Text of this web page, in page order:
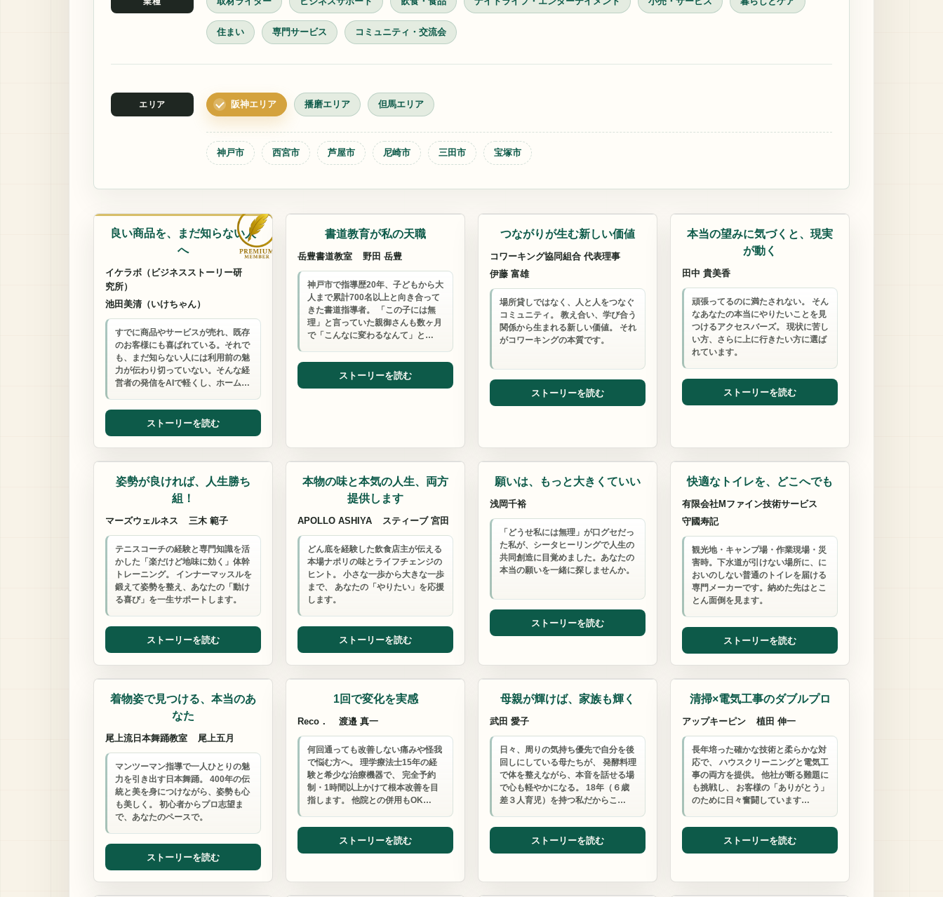
住まい 専門サービス コミュニティ・交流会
エリア 阪神エリア 播磨エリア 但馬エリア
神戸市 西宮市 芦屋市 尼崎市 三田市 宝塚市
良い商品を、まだ知らない人
へ
イケラボ（ビジネスストーリー研
究所）
池田美清（いけちゃん）
すでに商品やサービスが売れ、既存
のお客様にも喜ばれている。それで
も、まだ知らない人には利用前の魅
力が伝わり切っていない。そんな経
営者の発信をAIで軽くし、ホーム…
ストーリーを読む
書道教育が私の天職
岳豊書道教室 野田 岳豊
神戸市で指導歴20年、子どもから大
人まで累計700名以上と向き合って
きた書道指導者。 「この子には無
理」と言っていた親御さんも数ヶ月
で「こんなに変わるなんて」と…
ストーリーを読む
つながりが生む新しい価値
コワーキング協同組合 代表理事
伊藤 富雄
場所貸しではなく、人と人をつなぐ
コミュニティ。 教え合い、学び合う
関係から生まれる新しい価値。 それ
がコワーキングの本質です。
ストーリーを読む
本当の望みに気づくと、現実
が動く
田中 貴美香
頑張ってるのに満たされない。 そん
なあなたの本当にやりたいことを見
つけるアクセスバーズ。 現状に苦し
い方、さらに上に行きたい方に選ば
れています。
ストーリーを読む
姿勢が良ければ、人生勝ち
組！
マーズウェルネス 三木 範子
テニスコーチの経験と専門知識を活
かした「楽だけど地味に効く」体幹
トレーニング。 インナーマッスルを
鍛えて姿勢を整え、あなたの「動け
る喜び」を一生サポートします。
ストーリーを読む
本物の味と本気の人生、両方
提供します
APOLLO ASHIYA スティーブ 宮田
どん底を経験した飲食店主が伝える
本場ナポリの味とライフチェンジの
ヒント。 小さな一歩から大きな一歩
まで、 あなたの「やりたい」を応援
します。
ストーリーを読む
願いは、もっと大きくていい
浅岡千裕
「どうせ私には無理」が口グセだっ
た私が、シータヒーリングで人生の
共同創造に目覚めました。あなたの
本当の願いを一緒に探しませんか。
ストーリーを読む
快適なトイレを、どこへでも
有限会社Mファイン技術サービス
守國寿記
観光地・キャンプ場・作業現場・災
害時。下水道が引けない場所に、に
おいのしない普通のトイレを届ける
専門メーカーです。納めた先はとこ
とん面倒を見ます。
ストーリーを読む
着物姿で見つける、本当のあ
なた
尾上流日本舞踊教室 尾上五月
マンツーマン指導で一人ひとりの魅
力を引き出す日本舞踊。 400年の伝
統と美を身につけながら、姿勢も心
も美しく。 初心者からプロ志望ま
で、あなたのペースで。
ストーリーを読む
1回で変化を実感
Reco． 渡邉 真一
何回通っても改善しない痛みや怪我
で悩む方へ。 理学療法士15年の経
験と希少な治療機器で、 完全予約
制・1時間以上かけて根本改善を目
指します。 他院との併用もOK…
ストーリーを読む
母親が輝けば、家族も輝く
武田 愛子
日々、周りの気持ち優先で自分を後
回しにしている母たちが、 発酵料理
で体を整えながら、本音を話せる場
で心も軽やかになる。 18年（６歳
差３人育児）を持つ私だからこ…
ストーリーを読む
清掃×電気工事のダブルプロ
アップキーピン 植田 伸一
長年培った確かな技術と柔らかな対
応で、 ハウスクリーニングと電気工
事の両方を提供。 他社が断る難題に
も挑戦し、 お客様の「ありがとう」
のために日々奮闘しています…
ストーリーを読む